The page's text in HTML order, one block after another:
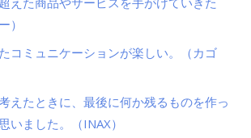
）
コミュニケーションが楽しい。（カゴ
えたときに、最後に何か残るものを作っ
いました。（INAX）